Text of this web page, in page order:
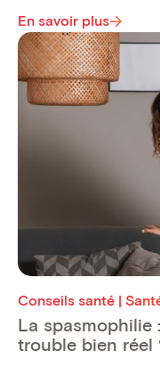
En savoir plus
Conseils santé |
La spasmophilie
trouble bien réel